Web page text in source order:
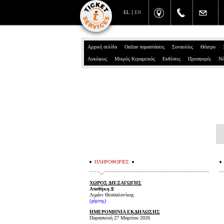
EN
EL
Αρχική σελίδα Online παραστάσεις Συναυλίες Θέατρο
Λυκόφως Μικρός Κεραμεικός Εκθέσεις Προσφορές
ΠΛΗΡΟΦΟΡΙΕΣ
ΧΩΡΟΣ ΔΙΕΞΑΓΩΓΗΣ
Αποθήκη Δ'
Λιμάνι Θεσσαλονίκης
(χάρτης)
ΗΜΕΡΟΜΗΝΙΑ ΕΚΔΗΛΩΣΗΣ
Παρασκευή 27 Μαρτίου 2026